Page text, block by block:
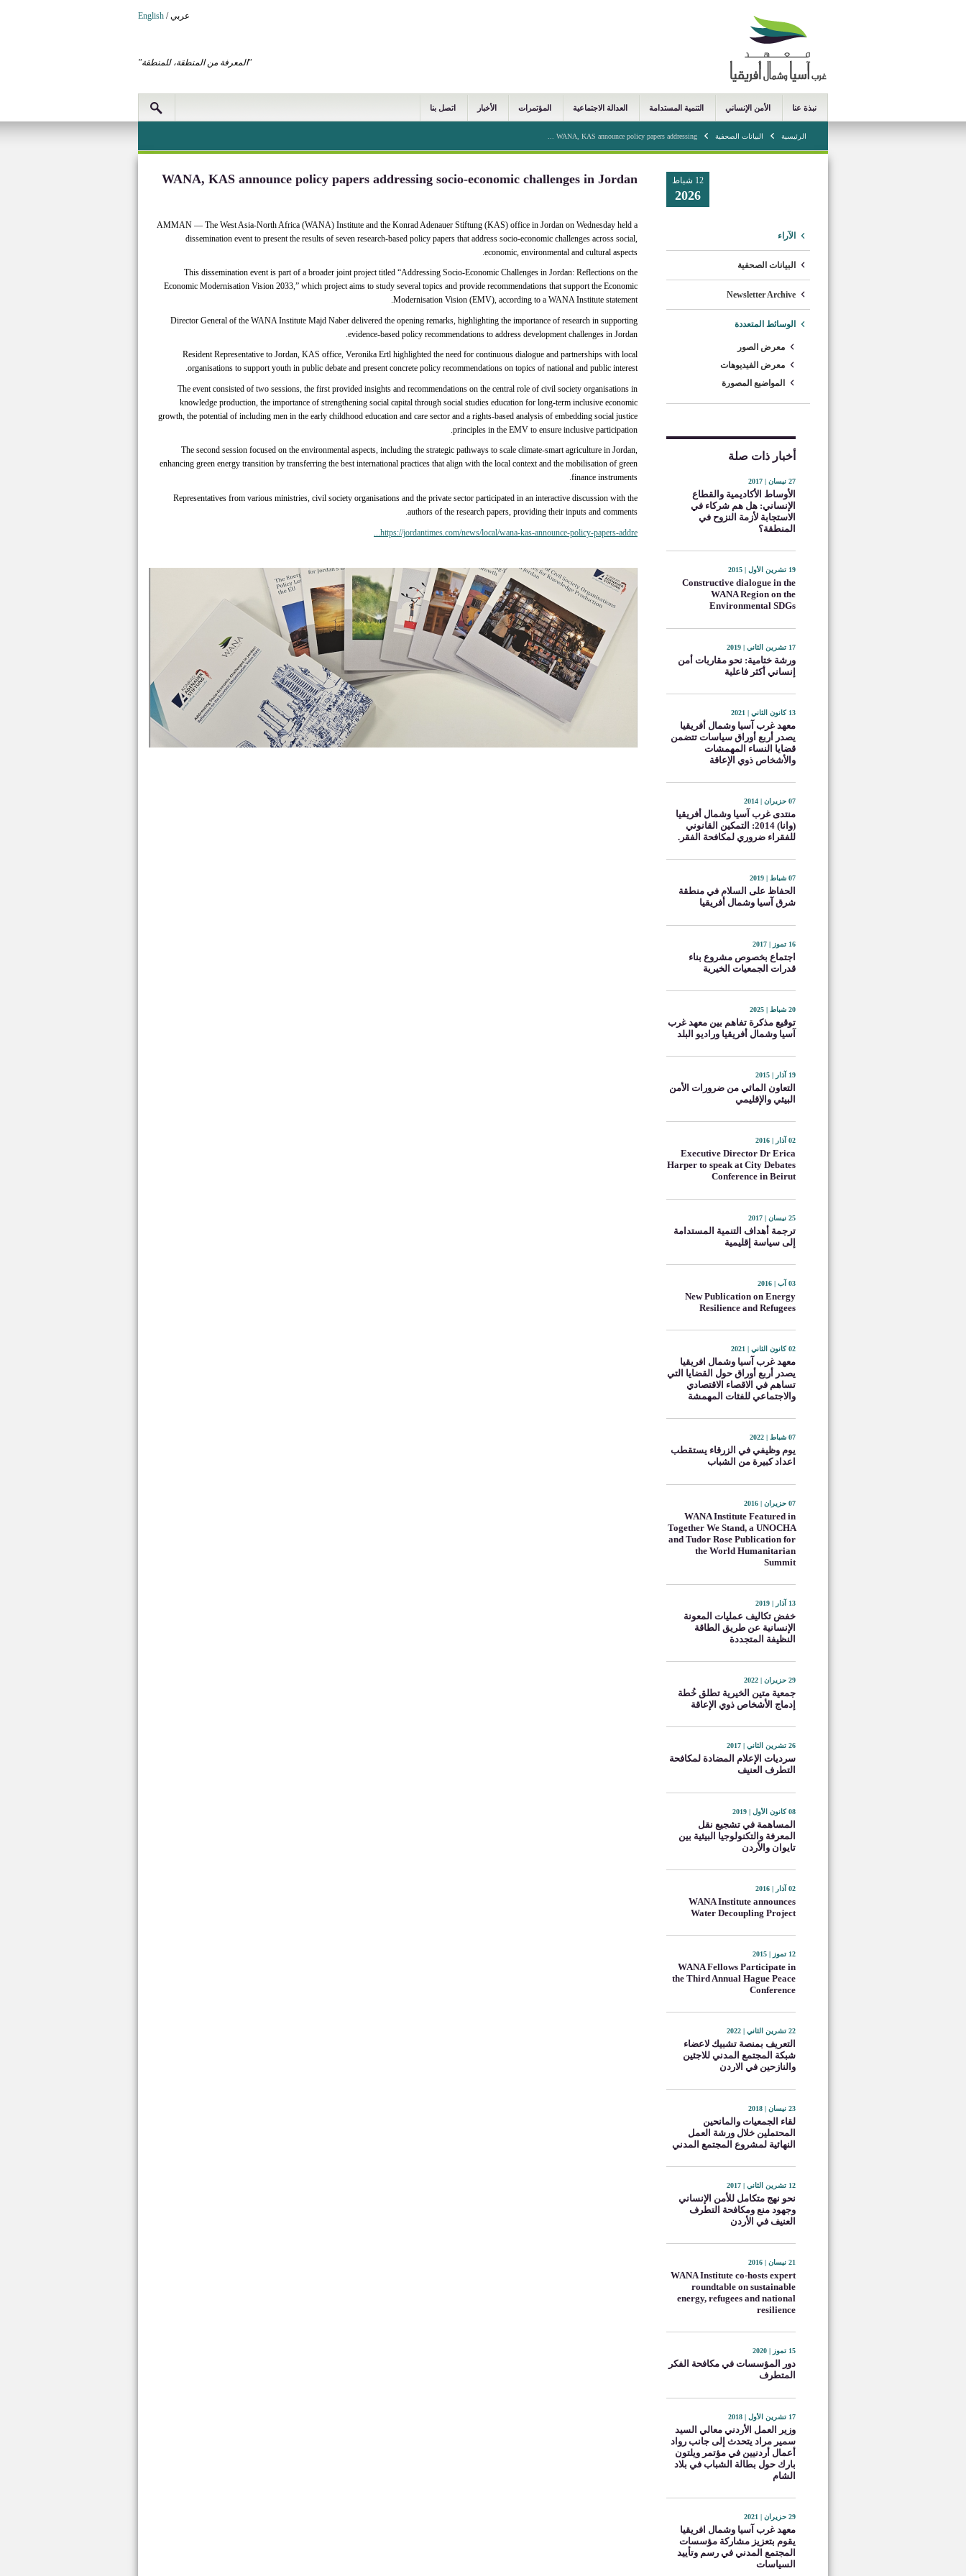
عربي/
English
"المعرفة من المنطقة، للمنطقة"
نبذة عنا الأمن الإنساني التنمية المستدامة العدالة الاجتماعية المؤتمرات الأخبار اتصل بنا
الرئيسية البيانات الصحفية WANA, KAS announce policy papers addressing ...
12 شباط
2026
الآراء
البيانات الصحفية
Newsletter Archive
الوسائط المتعددة
معرض الصور
معرض الفيديوهات
المواضيع المصورة
أخبار ذات صلة
27 نيسان | 2017
الأوساط الأكاديمية والقطاع
الإنساني: هل هم شركاء في
الاستجابة لأزمة النزوح في
المنطقة؟
19 تشرين الأول | 2015
Constructive dialogue in the
WANA Region on the
Environmental SDGs
17 تشرين الثاني | 2019
ورشة ختامية: نحو مقاربات أمن
إنساني أكثر فاعلية
13 كانون الثاني | 2021
معهد غرب آسيا وشمال أفريقيا
يصدر أربع أوراق سياسات تتضمن
قضايا النساء المهمشات
والأشخاص ذوي الإعاقة
07 حزيران | 2014
منتدى غرب آسيا وشمال أفريقيا
(وانا) 2014: التمكين القانوني
للفقراء ضروري لمكافحة الفقر.
07 شباط | 2019
الحفاظ على السلام في منطقة
شرق آسيا وشمال أفريقيا
16 تموز | 2017
اجتماع بخصوص مشروع بناء
قدرات الجمعيات الخيرية
20 شباط | 2025
توقيع مذكرة تفاهم بين معهد غرب
آسيا وشمال أفريقيا وراديو البلد
19 آذار | 2015
التعاون المائي من ضرورات الأمن
البيئي والإقليمي
02 آذار | 2016
Executive Director Dr Erica
Harper to speak at City Debates
Conference in Beirut
25 نيسان | 2017
ترجمة أهداف التنمية المستدامة
إلى سياسة إقليمية
03 آب | 2016
New Publication on Energy
Resilience and Refugees
02 كانون الثاني | 2021
معهد غرب آسيا وشمال افريقيا
يصدر أربع أوراق حول القضايا التي
تساهم في الاقصاء الاقتصادي
والاجتماعي للفئات المهمشة
07 شباط | 2022
يوم وظيفي في الزرقاء يستقطب
اعداد كبيرة من الشباب
07 حزيران | 2016
WANA Institute Featured in
Together We Stand, a UNOCHA
and Tudor Rose Publication for
the World Humanitarian
Summit
13 آذار | 2019
خفض تكاليف عمليات المعونة
الإنسانية عن طريق الطاقة
النظيفة المتجددة
29 حزيران | 2022
جمعية متين الخيرية تطلق خُطة
إدماج الأشخاص ذوي الإعاقة
26 تشرين الثاني | 2017
سرديات الإعلام المضادة لمكافحة
التطرف العنيف
08 كانون الأول | 2019
المساهمة في تشجيع نقل
المعرفة والتكنولوجيا البيئية بين
تايوان والأردن
02 آذار | 2016
WANA Institute announces
Water Decoupling Project
12 تموز | 2015
WANA Fellows Participate in
the Third Annual Hague Peace
Conference
22 تشرين الثاني | 2022
التعريف بمنصة تشبيك لاعضاء
شبكة المجتمع المدني للاجئين
والنازحين في الاردن
23 نيسان | 2018
لقاء الجمعيات والمانحين
المحتملين خلال ورشة العمل
النهائية لمشروع المجتمع المدني
12 تشرين الثاني | 2017
نحو نهج متكامل للأمن الإنساني
وجهود منع ومكافحة التطرف
العنيف في الأردن
21 نيسان | 2016
WANA Institute co-hosts expert
roundtable on sustainable
energy, refugees and national
resilience
15 تموز | 2020
دور المؤسسات في مكافحة الفكر
المتطرف
17 تشرين الأول | 2018
وزير العمل الأردني معالي السيد
سمير مراد يتحدث إلى جانب رواد
أعمال أردنيين في مؤتمر ويلتون
بارك حول بطالة الشباب في بلاد
الشام
29 حزيران | 2021
معهد غرب آسيا وشمال افريقيا
يقوم بتعزيز مشاركة مؤسسات
المجتمع المدني في رسم وتأييد
السياسات
WANA, KAS announce policy papers addressing socio-economic challenges in Jordan
AMMAN — The West Asia-North Africa (WANA) Institute and the Konrad Adenauer Stiftung (KAS) office in Jordan on Wednesday held a
dissemination event to present the results of seven research-based policy papers that address socio-economic challenges across social,
economic, environmental and cultural aspects.
This dissemination event is part of a broader joint project titled “Addressing Socio-Economic Challenges in Jordan: Reflections on the
Economic Modernisation Vision 2033,” which project aims to study several topics and provide recommendations that support the Economic
Modernisation Vision (EMV), according to a WANA Institute statement.
Director General of the WANA Institute Majd Naber delivered the opening remarks, highlighting the importance of research in supporting
evidence-based policy recommendations to address development challenges in Jordan.
Resident Representative to Jordan, KAS office, Veronika Ertl highlighted the need for continuous dialogue and partnerships with local
organisations to support youth in public debate and present concrete policy recommendations on topics of national and public interest.
The event consisted of two sessions, the first provided insights and recommendations on the central role of civil society organisations in
knowledge production, the importance of strengthening social capital through social studies education for long-term inclusive economic
growth, the potential of including men in the early childhood education and care sector and a rights-based analysis of embedding social justice
principles in the EMV to ensure inclusive participation.
The second session focused on the environmental aspects, including the strategic pathways to scale climate-smart agriculture in Jordan,
enhancing green energy transition by transferring the best international practices that align with the local context and the mobilisation of green
finance instruments.
Representatives from various ministries, civil society organisations and the private sector participated in an interactive discussion with the
authors of the research papers, providing their inputs and comments.
https://jordantimes.com/news/local/wana-kas-announce-policy-papers-addre...